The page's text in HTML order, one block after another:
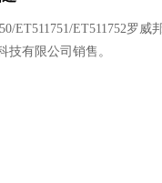
ET511751/ET511752罗
技有限公司销售。